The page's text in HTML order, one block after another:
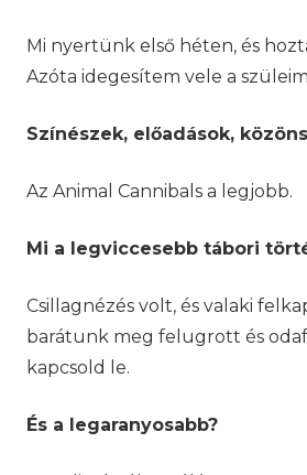
Mi nyertünk első héten, és
Azóta idegesítem vele a
Színészek, előadások,
Az Animal Cannibals a legjobb.
Mi a legviccesebb tábori
Csillagnézés volt, és valaki
barátunk meg felugrott és
kapcsold le.
És a legaranyosabb?